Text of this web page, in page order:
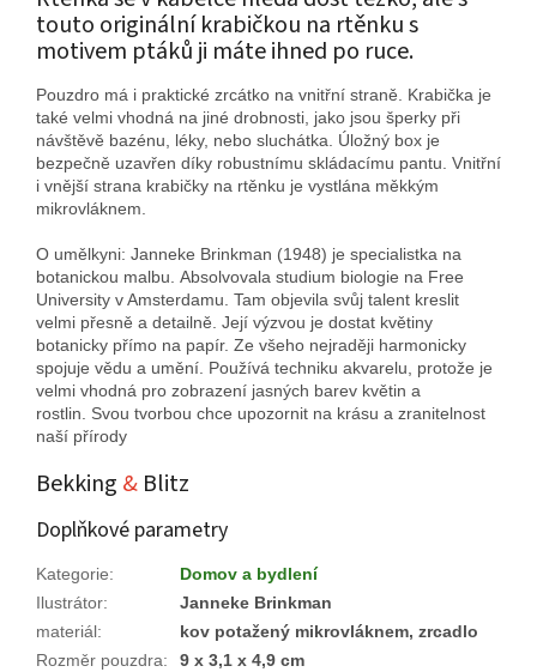
touto originální krabičkou na rtěnku s
motivem ptáků ji máte ihned po ruce.
Pouzdro má i praktické zrcátko na vnitřní straně. Krabička je
také velmi vhodná na jiné drobnosti, jako jsou šperky při
návštěvě bazénu, léky, nebo sluchátka. Úložný box je
bezpečně uzavřen díky robustnímu skládacímu pantu. Vnitřní
i vnější strana krabičky na rtěnku je vystlána měkkým
mikrovláknem.
O umělkyni: Janneke Brinkman (1948) je specialistka na
botanickou malbu. Absolvovala studium biologie na Free
University v Amsterdamu. Tam objevila svůj talent kreslit
velmi přesně a detailně. Její výzvou je dostat květiny
botanicky přímo na papír. Ze všeho nejraději harmonicky
spojuje vědu a umění. Používá techniku ​​akvarelu, protože je
velmi vhodná pro zobrazení jasných barev květin a
rostlin. Svou tvorbou chce upozornit na krásu a zranitelnost
naší přírody
Bekking & Blitz
Doplňkové parametry
Kategorie:
Domov a bydlení
Ilustrátor:
Janneke Brinkman
materiál:
kov potažený mikrovláknem, zrcadlo
Rozměr pouzdra:
9 x 3,1 x 4,9 cm